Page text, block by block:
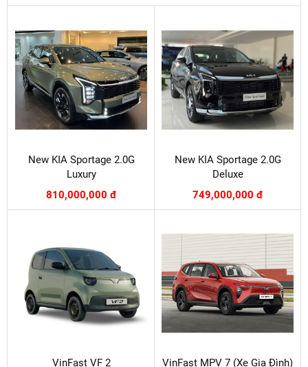
New KIA Sportage 2.0G
Luxury
810,000,000 đ
New KIA Sportage 2.0G
Deluxe
749,000,000 đ
VinFast VF 2 VinFast MPV 7 (Xe Gia Đình)